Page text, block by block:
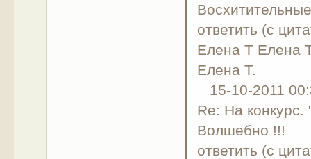
ответить (с
Елена Т Елена
Елена Т.
15-10-2011
Re: На
Волшебно !!!
ответить (с